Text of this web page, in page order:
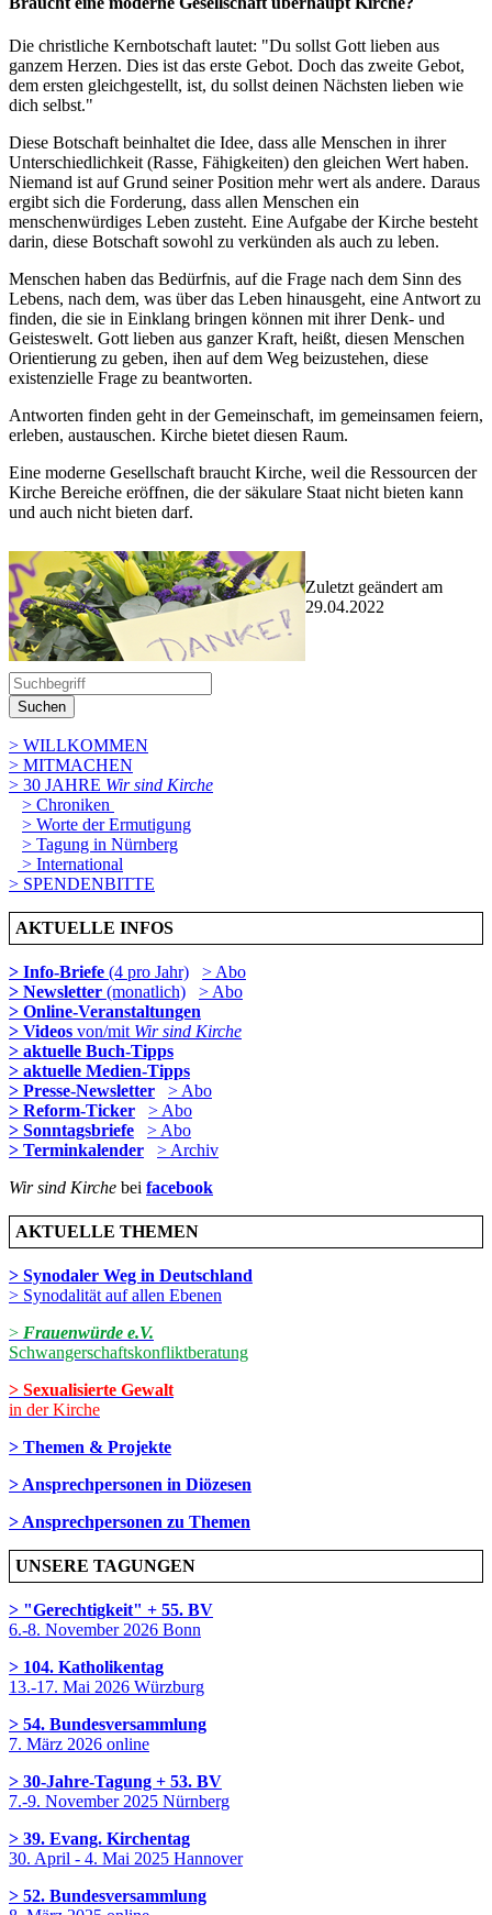
Die christliche Kernbotschaft lautet: "Du sollst Gott lieben aus
ganzem Herzen. Dies ist das erste Gebot. Doch das zweite Gebot,
dem ersten gleichgestellt, ist, du sollst deinen Nächsten lieben wie
dich selbst."
Diese Botschaft beinhaltet die Idee, dass alle Menschen in ihrer
Unterschiedlichkeit (Rasse, Fähigkeiten) den gleichen Wert haben.
Niemand ist auf Grund seiner Position mehr wert als andere. Daraus
ergibt sich die Forderung, dass allen Menschen ein
menschenwürdiges Leben zusteht. Eine Aufgabe der Kirche besteht
darin, diese Botschaft sowohl zu verkünden als auch zu leben.
Menschen haben das Bedürfnis, auf die Frage nach dem Sinn des
Lebens, nach dem, was über das Leben hinausgeht, eine Antwort zu
finden, die sie in Einklang bringen können mit ihrer Denk- und
Geisteswelt. Gott lieben aus ganzer Kraft, heißt, diesen Menschen
Orientierung zu geben, ihen auf dem Weg beizustehen, diese
existenzielle Frage zu beantworten.
Antworten finden geht in der Gemeinschaft, im gemeinsamen feiern,
erleben, austauschen. Kirche bietet diesen Raum.
Eine moderne Gesellschaft braucht Kirche, weil die Ressourcen der
Kirche Bereiche eröffnen, die der säkulare Staat nicht bieten kann
und auch nicht bieten darf.
Zuletzt geändert am
29­.04.2022
Suchen
> WILLKOMMEN
> MITMACHEN
> 30 JAHRE Wir sind Kirche
> Chroniken
> Worte der Ermutigung
> Tagung in Nürnberg
> International
> SPENDENBITTE
AKTUELLE INFOS
> Info-Briefe (4 pro Jahr)
> Abo
> Newsletter (monatlich)
> Abo
> Online-Veranstaltungen
> Videos von/mit Wir sind Kirche
> aktuelle Buch-Tipps
> aktuelle Medien-Tipps
> Presse-Newsletter
> Abo
> Reform-Ticker
> Abo
> Sonntagsbriefe
> Abo
> Terminkalender
> Archiv
Wir sind Kirche bei facebook
AKTUELLE THEMEN
> Synodaler Weg in Deutschland
> Synodalität auf allen Ebenen
> Frauenwürde e.V.
Schwangerschaftskonfliktberatung
> Sexualisierte Gewalt
in der Kirche
> Themen & Projekte
> Ansprechpersonen in Diözesen
> Ansprechpersonen zu Themen
UNSERE TAGUNGEN
> "Gerechtigkeit" + 55. BV
6.-8. November 2026 Bonn
> 104. Katholikentag
13.-17. Mai 2026 Würzburg
> 54. Bundesversammlung
7. März 2026 online
> 30-Jahre-Tagung + 53. BV
7.-9. November 2025 Nürnberg
> 39. Evang. Kirchentag
30. April - 4. Mai 2025 Hannover
> 52. Bundesversammlung